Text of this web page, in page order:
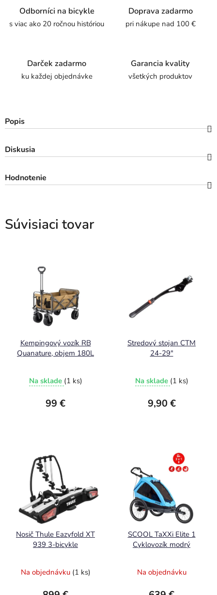
Odborníci na bicykle
s viac ako 20 ročnou históriou
Doprava zadarmo
pri nákupe nad 100 €
Darček zadarmo
ku každej objednávke
Garancia kvality
všetkých produktov
Popis
Diskusia
Hodnotenie
Súvisiaci tovar
Kempingový vozík RB
Quanature, objem 180L
Na sklade (1 ks)
99 €
Stredový stojan CTM
24-29"
Na sklade (1 ks)
9,90 €
Nosič Thule Eazyfold XT
939 3-bicykle
Na objednávku (1 ks)
SCOOL TaXXi Elite 1
Cyklovozík modrý
Na objednávku